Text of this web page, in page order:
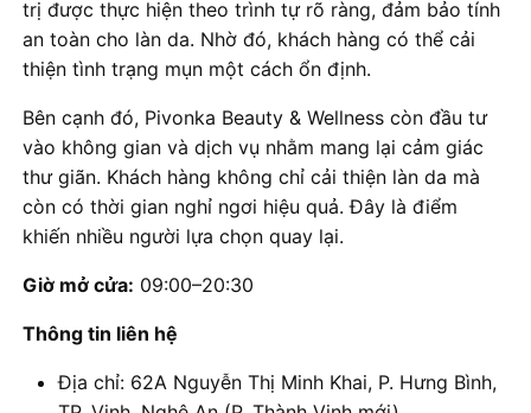
trị được thực hiện theo trình tự rõ ràng, đảm bảo tính
an toàn cho làn da. Nhờ đó, khách hàng có thể cải
thiện tình trạng mụn một cách ổn định.
Bên cạnh đó, Pivonka Beauty & Wellness còn đầu tư
vào không gian và dịch vụ nhằm mang lại cảm giác
thư giãn. Khách hàng không chỉ cải thiện làn da mà
còn có thời gian nghỉ ngơi hiệu quả. Đây là điểm
khiến nhiều người lựa chọn quay lại.
Giờ mở cửa: 09:00–20:30
Thông tin liên hệ
Địa chỉ: 62A Nguyễn Thị Minh Khai, P. Hưng Bình,